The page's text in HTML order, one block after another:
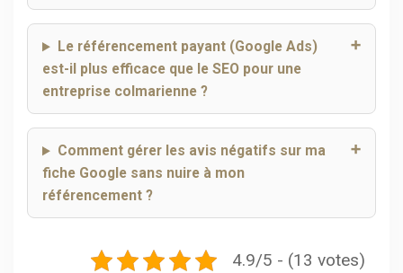
Le référencement payant (Google Ads)
est-il plus efficace que le SEO pour une
entreprise colmarienne ?
Comment gérer les avis négatifs sur ma
fiche Google sans nuire à mon
référencement ?
4.9/5 - (13 votes)